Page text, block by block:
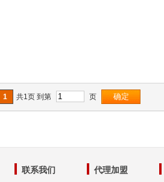
1 共1页 到第 页
联系我们 代理加盟